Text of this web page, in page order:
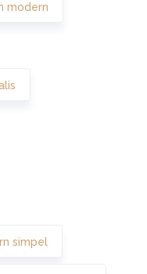
modern
simpel